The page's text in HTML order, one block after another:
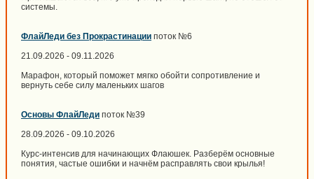
системы.
ФлайЛеди без Прокрастинации поток №6
21.09.2026 - 09.11.2026
Марафон, который поможет мягко обойти сопротивление и
вернуть себе силу маленьких шагов
Основы ФлайЛеди поток №39
28.09.2026 - 09.10.2026
Курс-интенсив для начинающих Флаюшек. Разберём основные
понятия, частые ошибки и начнём расправлять свои крылья!